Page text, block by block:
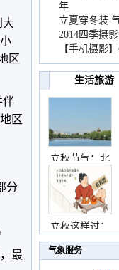
大
区
伴
区
分
最
年
立夏穿冬装
2014四季摄
【手机摄影
生活旅游
立秋节气：北
立秋这样过：
气象服务